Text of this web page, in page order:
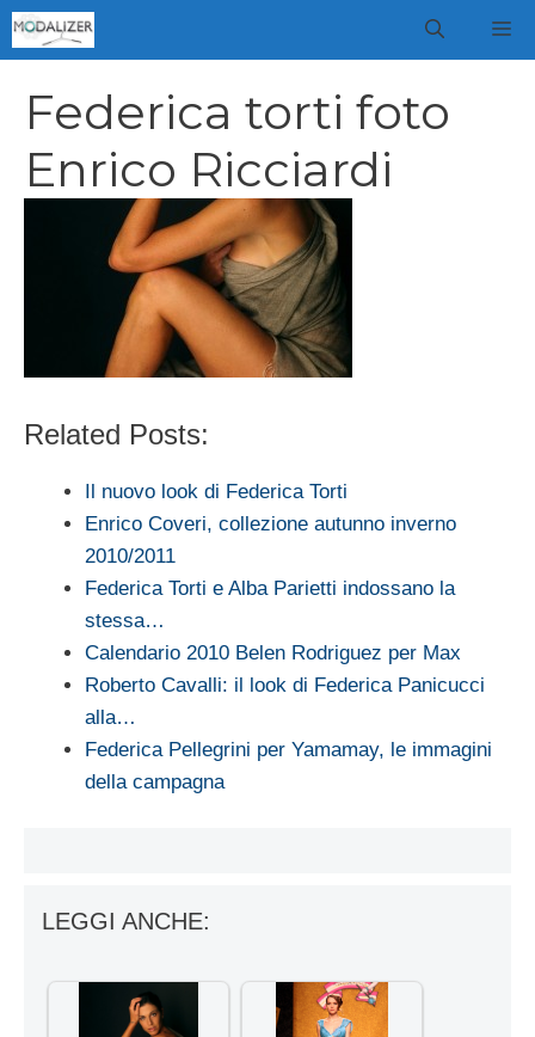
Vai
al
Federica torti foto
Enrico Ricciardi
Related Posts:
Il nuovo look di Federica Torti
Enrico Coveri, collezione autunno inverno
2010/2011
Federica Torti e Alba Parietti indossano la
stessa…
Calendario 2010 Belen Rodriguez per Max
Roberto Cavalli: il look di Federica Panicucci
alla…
Federica Pellegrini per Yamamay, le immagini
della campagna
LEGGI ANCHE: